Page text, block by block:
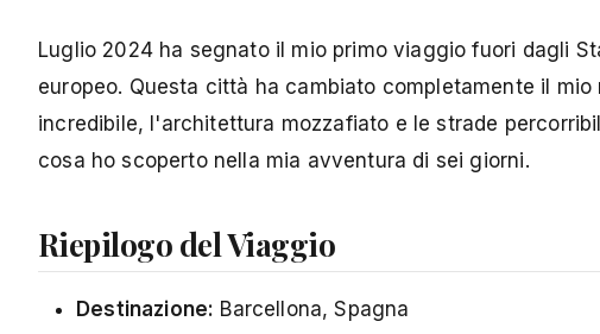
Luglio 2024 ha segnato il mio primo viaggio fuori dagli
europeo. Questa città ha cambiato completamente il
incredibile, l'architettura mozzafiato e le strade
cosa ho scoperto nella mia avventura di sei giorni.
Riepilogo del Viaggio
Destinazione: Barcellona, Spagna